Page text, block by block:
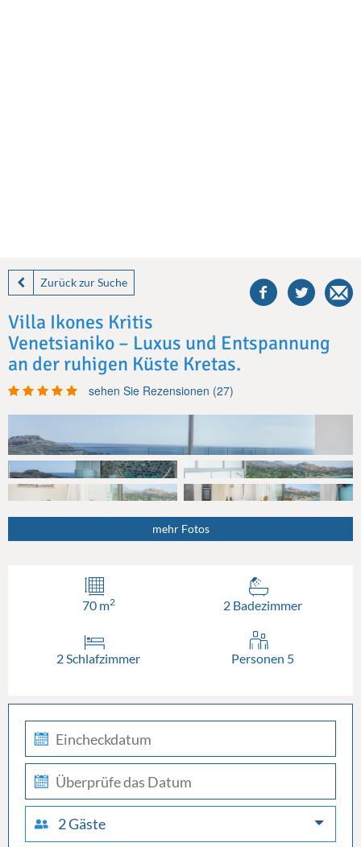
Zurück zur Suche
this
villa
Villa Ikones Kritis
Venetsianiko – Luxus und Entspannung
an der ruhigen Küste Kretas.
sehen Sie Rezensionen (27)
mehr Fotos
70 m2 2 Badezimmer
2 Schlafzimmer Personen 5
check-
in
check-
out
2 Gäste